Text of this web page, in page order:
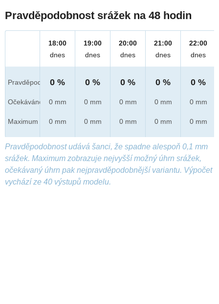
Pravděpodobnost srážek na 48 hodin
Pravděpod.
Očekáváno
Maximum
18:00
dnes
0 %
0 mm
0 mm
19:00
dnes
0 %
0 mm
0 mm
20:00
dnes
0 %
0 mm
0 mm
21:00
dnes
0 %
0 mm
0 mm
22:00
dnes
0 %
0 mm
0 mm
Pravděpodobnost udává šanci, že spadne alespoň 0,1 mm
srážek. Maximum zobrazuje nejvyšší možný úhrn srážek,
očekávaný úhrn pak nejpravděpodobnější variantu. Výpočet
vychází ze 40 výstupů modelu.